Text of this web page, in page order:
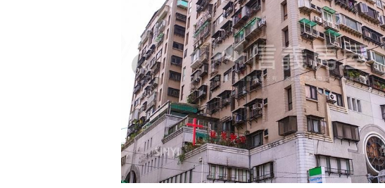
土地達人 2020年第4季度服務品質獎 2024年2月區業績TOP3